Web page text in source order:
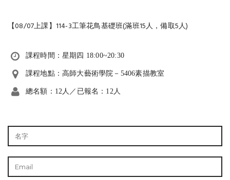
【08/07上課】114-3工筆花鳥基礎班(滿班15人，備取5人)
課程時間：星期四 18:00~20:30
課程地點：高師大藝術學院－5406素描教室
總名額：12人／已報名：12人